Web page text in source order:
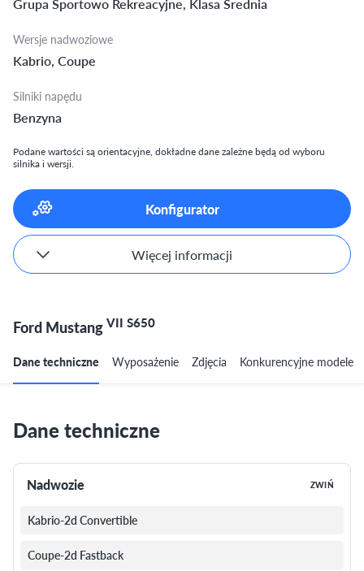
Grupa Sportowo Rekreacyjne, Klasa Średnia
Wersje nadwoziowe
Kabrio, Coupe
Silniki napędu
Benzyna
Podane wartości są orientacyjne, dokładne dane zależne będą od wyboru
silnika i wersji.
Konfigurator
Więcej informacji
Ford MustangVII S650
Dane techniczne Wyposażenie Zdjęcia Konkurencyjne modele
Dane techniczne
Nadwozie ZWIŃ
Kabrio-2d Convertible
Coupe-2d Fastback